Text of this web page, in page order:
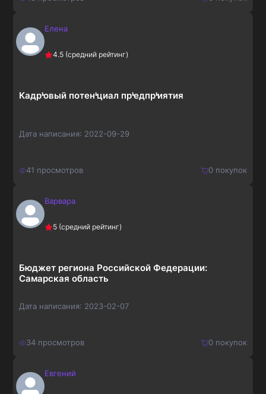
400 ₽Елена
4.5 (средний рейтинг)
Кадрᡃовый потенᡃциал прᡃедпрᡃиятия
Дата написания: 2022-09-29
41 просмотров 0покупок
600 ₽Варвара
5 (средний рейтинг)
Бюджет региона Российской Федерации:
Самарская область
Дата написания: 2023-02-07
34 просмотров 0покупок
650 ₽Евгений